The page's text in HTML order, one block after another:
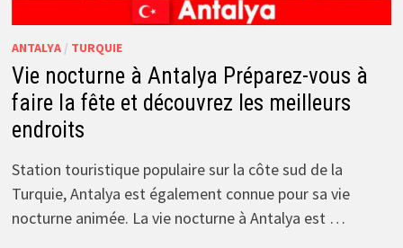
ANTALYA/ TURQUIE
Vie nocturne à Antalya Préparez-vous à
faire la fête et découvrez les meilleurs
endroits
Station touristique populaire sur la côte sud de la
Turquie, Antalya est également connue pour sa vie
nocturne animée. La vie nocturne à Antalya est …